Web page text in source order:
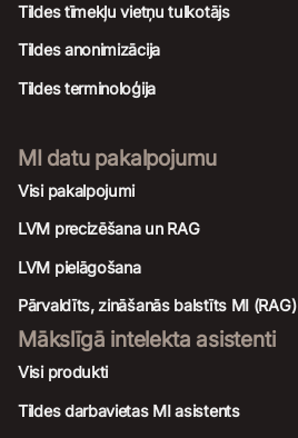
Tildes tīmekļu vietņu tulkotājs
Tildes anonimizācija
Tildes terminoloģija
MI datu pakalpojumu
Visi pakalpojumi
LVM precizēšana un RAG
LVM pielāgošana
Pārvaldīts, zināšanās balstīts MI (RAG)
Mākslīgā intelekta asistenti
Visi produkti
Tildes darbavietas MI asistents